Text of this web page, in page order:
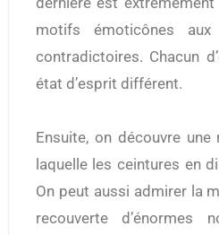
motifs émoticônes aux
contradictoires. Chacun
état d’esprit différent.
Ensuite, on découvre
laquelle les ceintures en
On peut aussi admirer la
recouverte